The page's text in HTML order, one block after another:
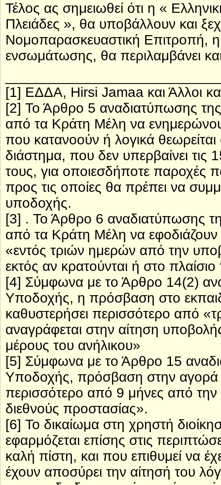
Τέλος ας σημειωθεί ότι η «
Πλειάδες », θα υποβάλλουν και
Νομοπαρασκευαστική Επιτροπή,
ενσωμάτωσης, θα περιλαμβάνει
[1] ΕΔΔΑ, Hirsi Jamaa και Άλλοι
[2] Το Άρθρο 5 αναδιατύπωσης
από τα Κράτη Μέλη να
που κατανοούν ή λογικά
διάστημα, που δεν υπερβαίνει
τους, για οποιεσδήποτε παροχές
προς τις οποίες θα πρέπει να
υποδοχής.
[3] . Το Άρθρο 6 αναδιατύπωσης
από τα Κράτη Μέλη να εφοδιάζουν
«εντός τριών ημερών από την
εκτός αν κρατούνται ή στο
[4] Σύμφωνα με το Άρθρο 14(2)
Υποδοχής, η πρόσβαση στο
καθυστερήσει περισσότερο από
αναγράφεται στην αίτηση
μέρους του ανήλικου»
[5] Σύμφωνα με το Άρθρο 15
Υποδοχής, πρόσβαση στην αγορά
περισσότερο από 9 μήνες από
διεθνούς προστασίας».
[6] Το δικαίωμα στη χρηστή
εφαρμόζεται επίσης στις
καλή πίστη, και που επιθυμεί να
έχουν αποσύρει την αίτησή του